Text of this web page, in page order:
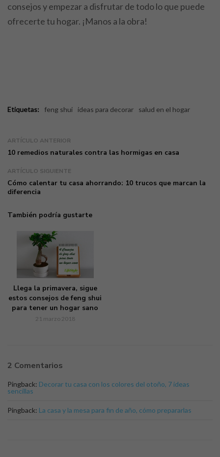
consejos y empezar a disfrutar de todo lo que puede
ofrecerte tu hogar. ¡Manos a la obra!
Etiquetas: feng shui ideas para decorar salud en el hogar
ARTÍCULO ANTERIOR
10 remedios naturales contra las hormigas en casa
ARTÍCULO SIGUIENTE
Cómo calentar tu casa ahorrando: 10 trucos que marcan la
diferencia
También podría gustarte
Llega la primavera, sigue
estos consejos de feng shui
para tener un hogar sano
21 marzo 2018
2 Comentarios
Pingback: Decorar tu casa con los colores del otoño, 7 ideas
sencillas
Pingback: La casa y la mesa para fin de año, cómo prepararlas